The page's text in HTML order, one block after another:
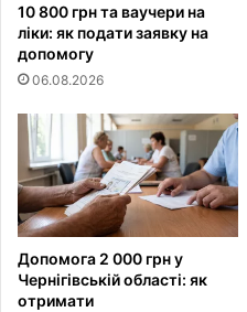
10 800 грн та ваучери на
ліки: як подати заявку на
допомогу
06.08.2026
Допомога 2 000 грн у
Чернігівській області: як
отримати